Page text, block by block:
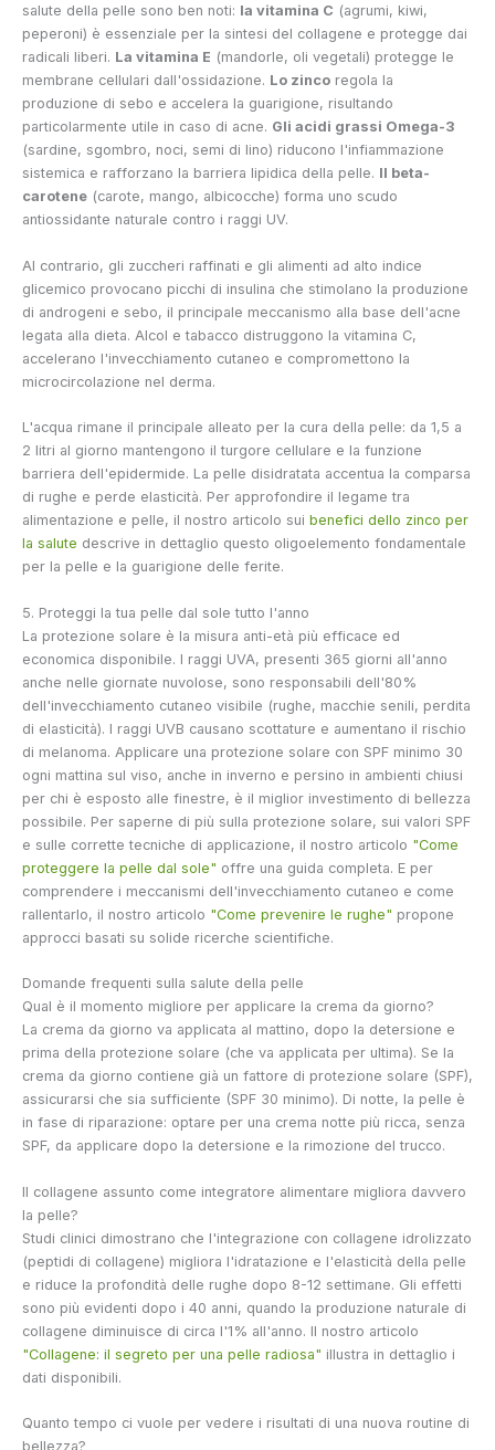
salute della pelle sono ben noti: la vitamina C (agrumi, kiwi,
peperoni) è essenziale per la sintesi del collagene e protegge dai
radicali liberi. La vitamina E (mandorle, oli vegetali) protegge le
membrane cellulari dall'ossidazione. Lo zinco regola la
produzione di sebo e accelera la guarigione, risultando
particolarmente utile in caso di acne. Gli acidi grassi Omega-3
(sardine, sgombro, noci, semi di lino) riducono l'infiammazione
sistemica e rafforzano la barriera lipidica della pelle. Il beta-
carotene (carote, mango, albicocche) forma uno scudo
antiossidante naturale contro i raggi UV.
Al contrario, gli zuccheri raffinati e gli alimenti ad alto indice
glicemico provocano picchi di insulina che stimolano la produzione
di androgeni e sebo, il principale meccanismo alla base dell'acne
legata alla dieta. Alcol e tabacco distruggono la vitamina C,
accelerano l'invecchiamento cutaneo e compromettono la
microcircolazione nel derma.
L'acqua rimane il principale alleato per la cura della pelle: da 1,5 a
2 litri al giorno mantengono il turgore cellulare e la funzione
barriera dell'epidermide. La pelle disidratata accentua la comparsa
di rughe e perde elasticità. Per approfondire il legame tra
alimentazione e pelle, il nostro articolo sui benefici dello zinco per
la salute descrive in dettaglio questo oligoelemento fondamentale
per la pelle e la guarigione delle ferite.
5. Proteggi la tua pelle dal sole tutto l'anno
La protezione solare è la misura anti-età più efficace ed
economica disponibile. I raggi UVA, presenti 365 giorni all'anno
anche nelle giornate nuvolose, sono responsabili dell'80%
dell'invecchiamento cutaneo visibile (rughe, macchie senili, perdita
di elasticità). I raggi UVB causano scottature e aumentano il rischio
di melanoma. Applicare una protezione solare con SPF minimo 30
ogni mattina sul viso, anche in inverno e persino in ambienti chiusi
per chi è esposto alle finestre, è il miglior investimento di bellezza
possibile. Per saperne di più sulla protezione solare, sui valori SPF
e sulle corrette tecniche di applicazione, il nostro articolo "Come
proteggere la pelle dal sole" offre una guida completa. E per
comprendere i meccanismi dell'invecchiamento cutaneo e come
rallentarlo, il nostro articolo "Come prevenire le rughe" propone
approcci basati su solide ricerche scientifiche.
Domande frequenti sulla salute della pelle
Qual è il momento migliore per applicare la crema da giorno?
La crema da giorno va applicata al mattino, dopo la detersione e
prima della protezione solare (che va applicata per ultima). Se la
crema da giorno contiene già un fattore di protezione solare (SPF),
assicurarsi che sia sufficiente (SPF 30 minimo). Di notte, la pelle è
in fase di riparazione: optare per una crema notte più ricca, senza
SPF, da applicare dopo la detersione e la rimozione del trucco.
Il collagene assunto come integratore alimentare migliora davvero
la pelle?
Studi clinici dimostrano che l'integrazione con collagene idrolizzato
(peptidi di collagene) migliora l'idratazione e l'elasticità della pelle
e riduce la profondità delle rughe dopo 8-12 settimane. Gli effetti
sono più evidenti dopo i 40 anni, quando la produzione naturale di
collagene diminuisce di circa l'1% all'anno. Il nostro articolo
"Collagene: il segreto per una pelle radiosa" illustra in dettaglio i
dati disponibili.
Quanto tempo ci vuole per vedere i risultati di una nuova routine di
bellezza?